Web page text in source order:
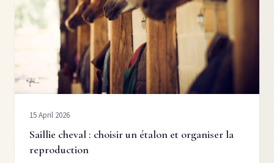
15 April 2026
Saillie cheval : choisir un étalon et organiser la
reproduction